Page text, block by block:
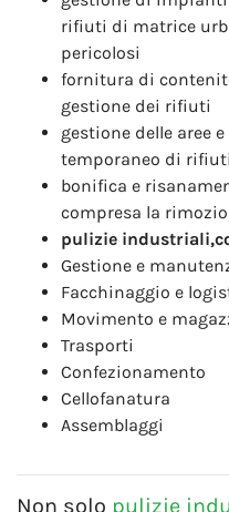
rifiuti di matrice
pericolosi
fornitura di
gestione dei rifiuti
gestione delle aree
temporaneo di rifiuti
bonifica e
compresa la
pulizie
Gestione e
Facchinaggio e
Movimento e
Trasporti
Confezionamento
Cellofanatura
Assemblaggi
Non solo pulizie